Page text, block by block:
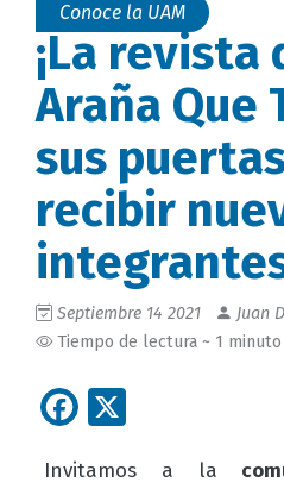
Conoce la UAM
¡La
Araña Que
sus
recibir
Septiembre 14 2021
Juan
Tiempo de lectura ~ 1 minuto
Facebook
Invitamos a la